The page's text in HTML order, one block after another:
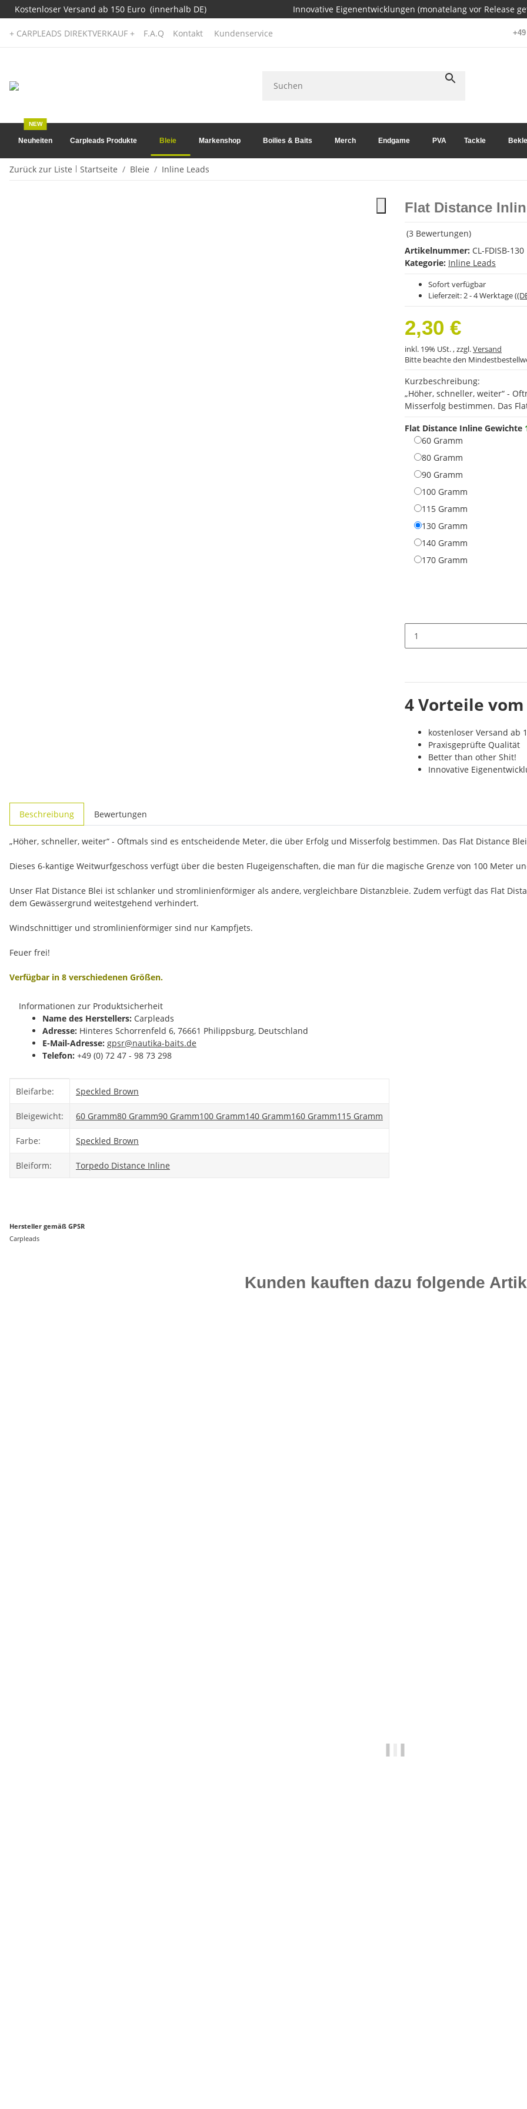
Kostenloser Versand ab 150 Euro (innerhalb DE) Innovative Eigenentwicklungen (monatelang vor Release
+ CARPLEADS DIREKTVERKAUF + F.A.Q Kontakt Kundenservice
Neuheiten
NEW
Carpleads Produkte Bleie Markenshop Boilies & Baits Merch Endgame PVA Tackle
Zurück zur Liste Startseite Bleie Inline Leads
Flat Distance
(3 Bewertungen)
Artikelnummer: CL-FDISB-130
Kategorie: Inline Leads
Sofort verfügbar
Lieferzeit: 2 - 4 Werktage
2,30 €
inkl. 19% USt. , zzgl.Versand
Bitte beachte den
Kurzbeschreibung:
„Höher, schneller, weiter“ -
Misserfolg bestimmen. Das
Flat Distance Inline Gewichte
60 Gramm
80 Gramm
90 Gramm
100 Gramm
115 Gramm
130 Gramm
140 Gramm
170 Gramm
4 Vorteile
kostenloser Versand ab
Praxisgeprüfte Qualität
Better than other Shit!
Innovative
Beschreibung Bewertungen
„Höher, schneller, weiter“ - Oftmals sind es entscheidende Meter, die über Erfolg und Misserfolg bestimmen. Das Flat Distance
Dieses 6-kantige Weitwurfgeschoss verfügt über die besten Flugeigenschaften, die man für die magische Grenze von 100 Meter
Unser Flat Distance Blei ist schlanker und stromlinienförmiger als andere, vergleichbare Distanzbleie. Zudem verfügt das Flat
dem Gewässergrund weitestgehend verhindert.
Windschnittiger und stromlinienförmiger sind nur Kampfjets.
Feuer frei!
Verfügbar in 8 verschiedenen Größen.
Informationen zur Produktsicherheit
Name des Herstellers: Carpleads
Adresse: Hinteres Schorrenfeld 6, 76661 Philippsburg, Deutschland
E-Mail-Adresse: gpsr@nautika-baits.de
Telefon: +49 (0) 72 47 - 98 73 298
Bleifarbe: Speckled Brown
Bleigewicht: 60 Gramm80 Gramm90 Gramm100 Gramm140 Gramm160 Gramm115 Gramm
Farbe: Speckled Brown
Bleiform: Torpedo Distance Inline
Hersteller gemäß GPSR
Carpleads
Kunden kauften dazu folgende